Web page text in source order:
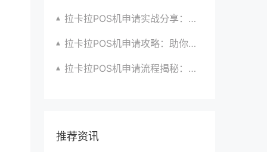
拉卡拉POS机申请实战分享：如何借助支付创新技术提升商户运营效益与效率
拉卡拉POS机申请攻略：助你打造个性化、差异化支付体验以提升竞争力
拉卡拉POS机申请流程揭秘：紧跟支付技术创新步伐，抢占市场先机
推荐资讯